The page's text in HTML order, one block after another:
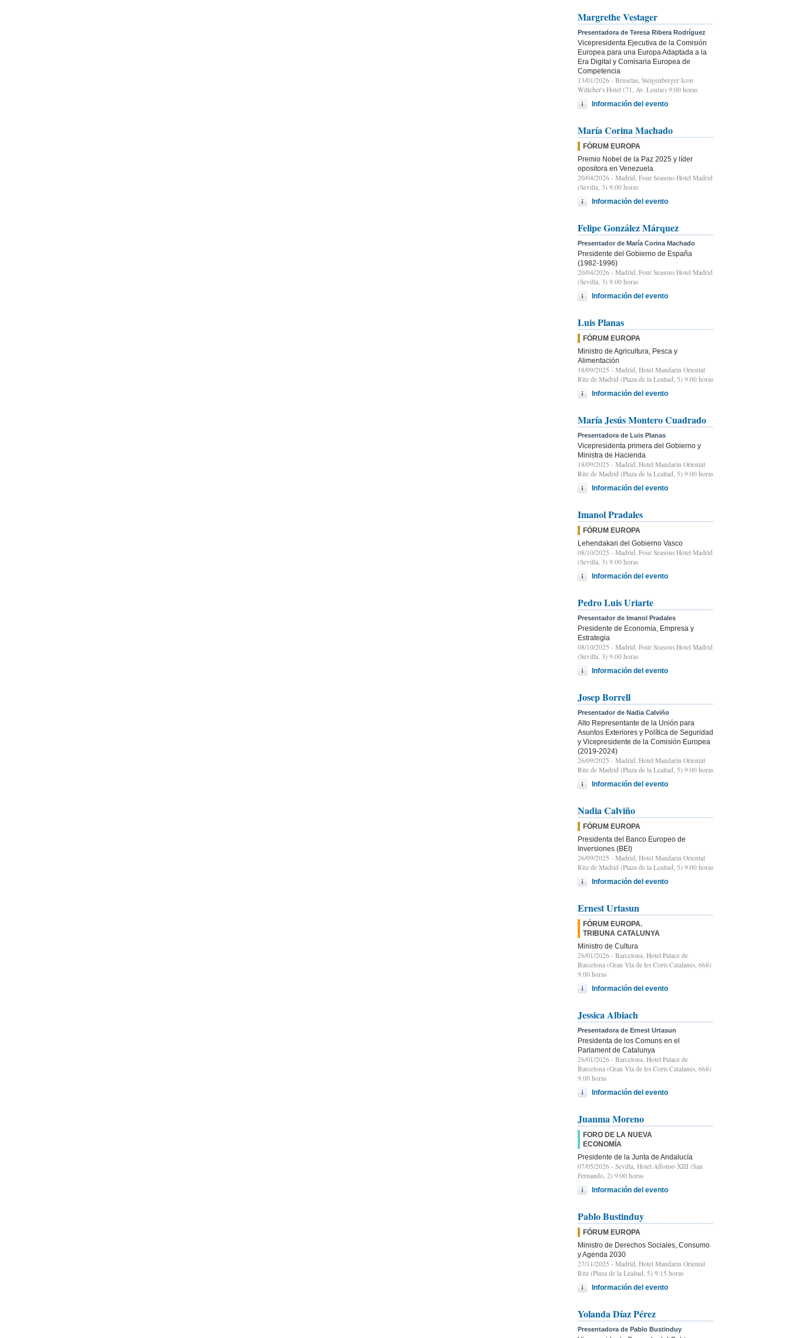
Margrethe Vestager
Presentadora de Teresa Ribera Rodríguez
Vicepresidenta Ejecutiva de la Comisión
Europea para una Europa Adaptada a la
Era Digital y Comisaria Europea de
Competencia
13/01/2026 - Bruselas, Steigenberger Icon
Wiltcher's Hotel (71, Av. Louise) 9:00 horas
Información del evento
María Corina Machado
FÓRUM EUROPA
Premio Nobel de la Paz 2025 y líder
opositora en Venezuela
20/04/2026 - Madrid, Four Seasons Hotel Madrid
(Sevilla, 3) 9.00 horas
Información del evento
Felipe González Márquez
Presentador de María Corina Machado
Presidente del Gobierno de España
(1982-1996)
20/04/2026 - Madrid, Four Seasons Hotel Madrid
(Sevilla, 3) 9.00 horas
Información del evento
Luis Planas
FÓRUM EUROPA
Ministro de Agricultura, Pesca y
Alimentación
18/09/2025 - Madrid, Hotel Mandarin Oriental
Ritz de Madrid (Plaza de la Lealtad, 5) 9:00 horas
Información del evento
María Jesús Montero Cuadrado
Presentadora de Luis Planas
Vicepresidenta primera del Gobierno y
Ministra de Hacienda
18/09/2025 - Madrid, Hotel Mandarin Oriental
Ritz de Madrid (Plaza de la Lealtad, 5) 9:00 horas
Información del evento
Imanol Pradales
FÓRUM EUROPA
Lehendakari del Gobierno Vasco
08/10/2025 - Madrid, Four Seasons Hotel Madrid
(Sevilla, 3) 9.00 horas
Información del evento
Pedro Luis Uriarte
Presentador de Imanol Pradales
Presidente de Economía, Empresa y
Estrategia
08/10/2025 - Madrid, Four Seasons Hotel Madrid
(Sevilla, 3) 9.00 horas
Información del evento
Josep Borrell
Presentador de Nadia Calviño
Alto Representante de la Unión para
Asuntos Exteriores y Política de Seguridad
y Vicepresidente de la Comisión Europea
(2019-2024)
26/09/2025 - Madrid, Hotel Mandarin Oriental
Ritz de Madrid (Plaza de la Lealtad, 5) 9:00 horas
Información del evento
Nadia Calviño
FÓRUM EUROPA
Presidenta del Banco Europeo de
Inversiones (BEI)
26/09/2025 - Madrid, Hotel Mandarin Oriental
Ritz de Madrid (Plaza de la Lealtad, 5) 9:00 horas
Información del evento
Ernest Urtasun
FÓRUM EUROPA.
TRIBUNA CATALUNYA
Ministro de Cultura
26/01/2026 - Barcelona, Hotel Palace de
Barcelona (Gran Vía de les Corts Catalanes, 668)
9.00 horas
Información del evento
Jessica Albiach
Presentadora de Ernest Urtasun
Presidenta de los Comuns en el
Parlament de Catalunya
26/01/2026 - Barcelona, Hotel Palace de
Barcelona (Gran Vía de les Corts Catalanes, 668)
9.00 horas
Información del evento
Juanma Moreno
FORO DE LA NUEVA
ECONOMÍA
Presidente de la Junta de Andalucía
07/05/2026 - Sevilla, Hotel Alfonso XIII (San
Fernando, 2) 9:00 horas
Información del evento
Pablo Bustinduy
FÓRUM EUROPA
Ministro de Derechos Sociales, Consumo
y Agenda 2030
27/11/2025 - Madrid, Hotel Mandarin Oriental
Ritz (Plaza de la Lealtad, 5) 9:15 horas
Información del evento
Yolanda Díaz Pérez
Presentadora de Pablo Bustinduy